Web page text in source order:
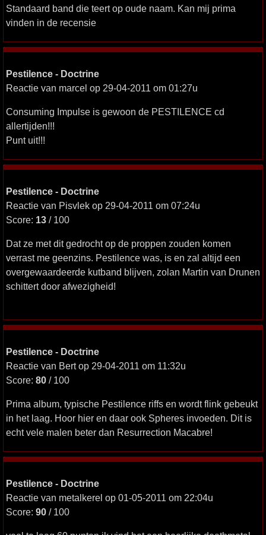
Standaard band die teert op oude naam. Kan mij prima
vinden in de recensie
Pestilence - Doctrine
Reactie van marcel op 29-04-2011 om 01:27u
Consuming Impulse is gewoon de PESTILENCE cd
allertijden!!!
Punt uit!!!
Pestilence - Doctrine
Reactie van Pisvlek op 29-04-2011 om 07:24u
Score: 13 / 100
Dat ze met dit gedrocht op de proppen zouden komen
verrast me geenzins. Pestilence was, is en zal altijd een
overgewaardeerde kutband blijven, zolan Martin van Drunen
schittert door afwezigheid!
Pestilence - Doctrine
Reactie van Bert op 29-04-2011 om 11:32u
Score: 80 / 100
Prima album, typische Pestilence riffs en wordt flink gebeukt
in het laag. Hoor hier en daar ook Spheres invoeden. Dit is
echt vele malen beter dan Resurrection Macabre!
Pestilence - Doctrine
Reactie van metalkerel op 01-05-2011 om 22:04u
Score: 90 / 100